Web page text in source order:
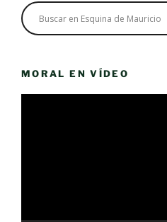
MORAL EN VÍDEO